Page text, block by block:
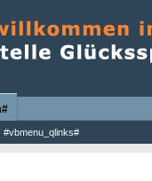
#vbmenu_qlinks#